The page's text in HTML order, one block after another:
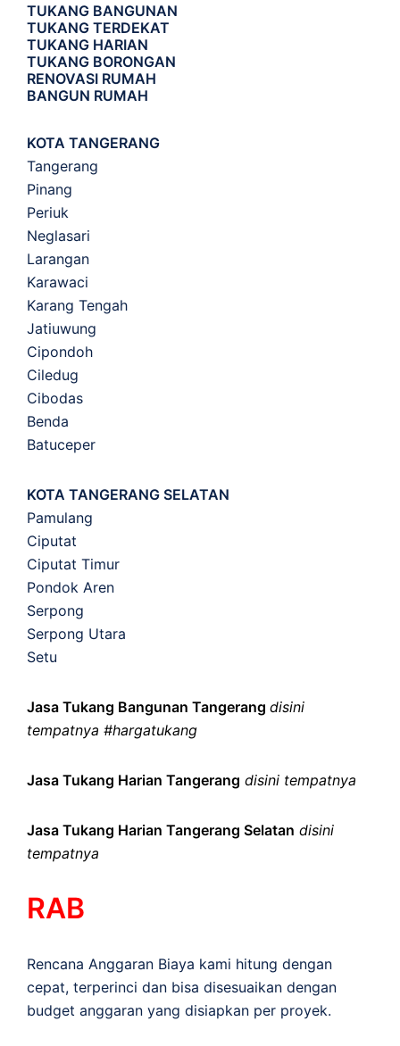
TUKANG BANGUNAN
TUKANG TERDEKAT
TUKANG HARIAN
TUKANG BORONGAN
RENOVASI RUMAH
BANGUN RUMAH
KOTA TANGERANG
Tangerang
Pinang
Periuk
Neglasari
Larangan
Karawaci
Karang Tengah
Jatiuwung
Cipondoh
Ciledug
Cibodas
Benda
Batuceper
KOTA TANGERANG SELATAN
Pamulang
Ciputat
Ciputat Timur
Pondok Aren
Serpong
Serpong Utara
Setu
Jasa Tukang Bangunan Tangerang disini
tempatnya #hargatukang
Jasa Tukang Harian Tangerang disini tempatnya
Jasa Tukang Harian Tangerang Selatan disini
tempatnya
RAB
Rencana Anggaran Biaya kami hitung dengan
cepat, terperinci dan bisa disesuaikan dengan
budget anggaran yang disiapkan per proyek.